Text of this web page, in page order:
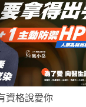
資格說愛你